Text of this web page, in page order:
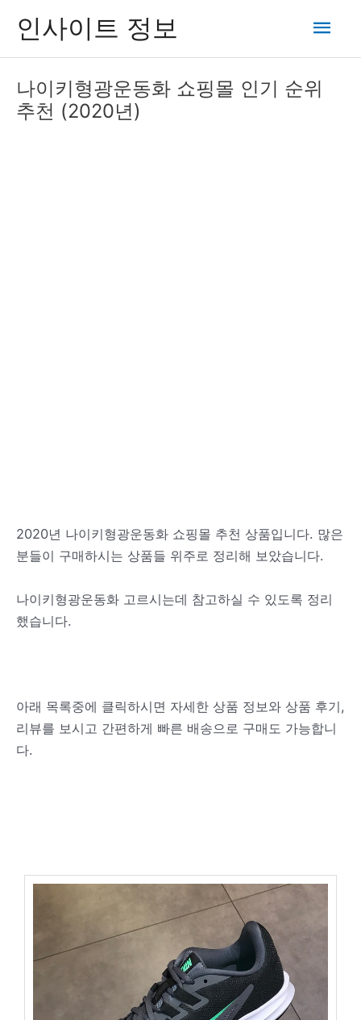
츠
인사이트 정보
메
인
메
나이키형광운동화 쇼핑몰 인기 순위
추천 (2020년)
2020년 나이키형광운동화 쇼핑몰 추천 상품입니다. 많은
분들이 구매하시는 상품들 위주로 정리해 보았습니다.
나이키형광운동화 고르시는데 참고하실 수 있도록 정리
했습니다.
아래 목록중에 클릭하시면 자세한 상품 정보와 상품 후기,
리뷰를 보시고 간편하게 빠른 배송으로 구매도 가능합니
다.